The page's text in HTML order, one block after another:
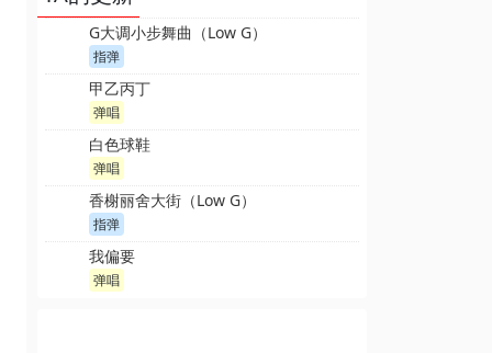
G大调小步舞曲（Low G）
指弹
甲乙丙丁
弹唱
白色球鞋
弹唱
香榭丽舍大街（Low G）
指弹
我偏要
弹唱